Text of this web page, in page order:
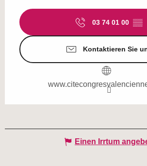
03 74 01 00 ▒▒
Kontaktieren Sie
Einen Irrtum